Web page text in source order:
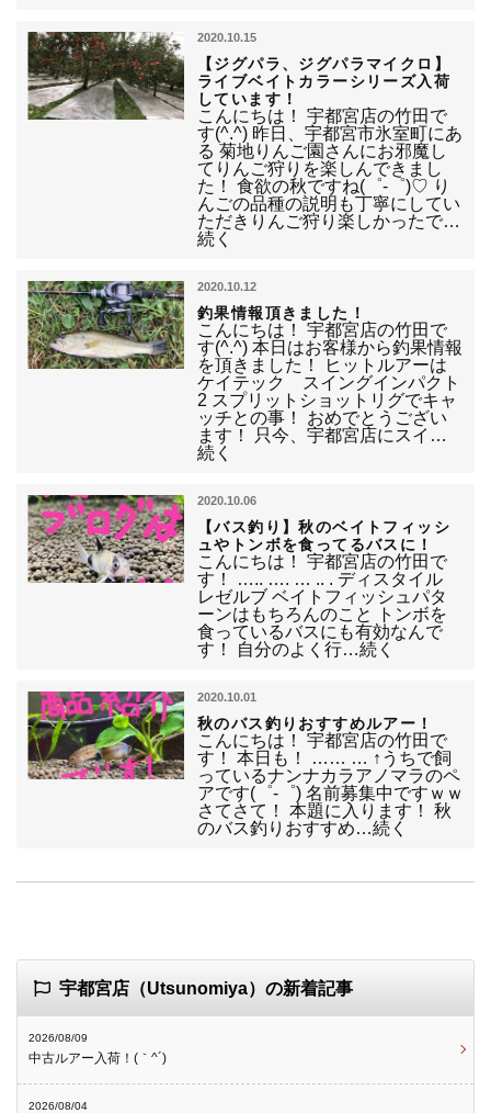
2020.10.15
【ジグパラ、ジグパラマイクロ】
ライブベイトカラーシリーズ入荷
しています！
こんにちは！ 宇都宮店の竹田で
す(^.^) 昨日、宇都宮市氷室町にあ
る 菊地りんご園さんにお邪魔し
てりんご狩りを楽しんできまし
た！ 食欲の秋ですね(゜-゜)♡ り
んごの品種の説明も丁寧にしてい
ただきりんご狩り楽しかったで…
続く
2020.10.12
釣果情報頂きました！
こんにちは！ 宇都宮店の竹田で
す(^.^) 本日はお客様から釣果情報
を頂きました！ ヒットルアーは
ケイテック スイングインパクト
2 スプリットショットリグでキャ
ッチとの事！ おめでとうござい
ます！ 只今、宇都宮店にスイ…
続く
2020.10.06
【バス釣り】秋のベイトフィッシ
ュやトンボを食ってるバスに！
こんにちは！ 宇都宮店の竹田で
す！ ….. …. … .. . ディスタイル
レゼルブ ベイトフィッシュパタ
ーンはもちろんのこと トンボを
食っているバスにも有効なんで
す！ 自分のよく行…続く
2020.10.01
秋のバス釣りおすすめルアー！
こんにちは！ 宇都宮店の竹田で
す！ 本日も！ …… … ↑うちで飼
っているナンナカラアノマラのペ
アです(゜-゜) 名前募集中ですｗｗ
さてさて！ 本題に入ります！ 秋
のバス釣りおすすめ…続く
宇都宮店（Utsunomiya）の新着記事
2026/08/09
中古ルアー入荷！(｀^´)
2026/08/04